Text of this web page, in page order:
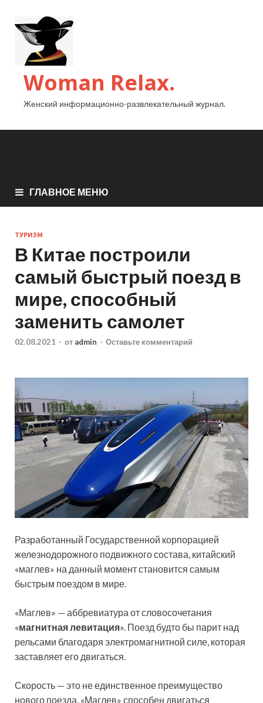
Woman Relax.
Женский информационно-развлекательный журнал.
ГЛАВНОЕ МЕНЮ
ТУРИЗМ
В Китае построили
самый быстрый поезд в
мире, способный
заменить самолет
02.08.2021 - от admin - Оставьте комментарий
Разработанный Государственной корпорацией
железнодорожного подвижного состава, китайский
«маглев» на данный момент становится самым
быстрым поездом в мире.
«Маглев» — аббревиатура от словосочетания
«магнитная левитация». Поезд будто бы парит над
рельсами благодаря электромагнитной силе, которая
заставляет его двигаться.
Скорость — это не единственное преимущество
нового поезда. «Маглев» способен двигаться